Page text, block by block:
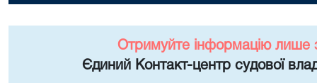
Отримуйте інформацію лише
Єдиний Контакт-центр судової